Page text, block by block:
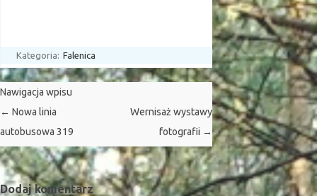
Kategoria: Falenica
Nawigacja wpisu
← Nowa linia
autobusowa 319
Wernisaż wystawy
fotografii →
Dodaj komentarz